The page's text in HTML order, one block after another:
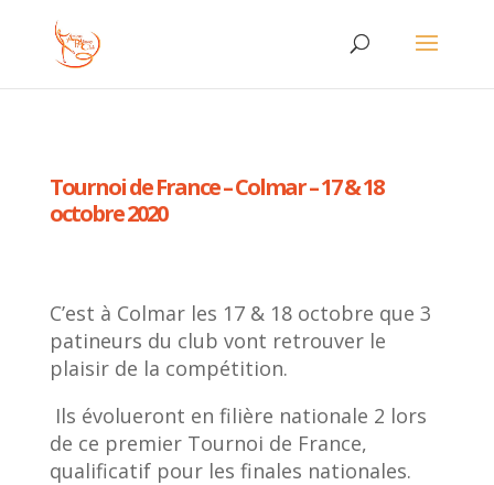
Tournoi de France – Colmar – 17 & 18
octobre 2020
C’est à Colmar les 17 & 18 octobre que 3
patineurs du club vont retrouver le
plaisir de la compétition.
Ils évolueront en filière nationale 2 lors
de ce premier Tournoi de France,
qualificatif pour les finales nationales.